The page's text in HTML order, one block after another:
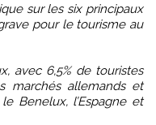
sur les six principaux
pour le tourisme au
avec 6,5% de touristes
marchés allemands et
Benelux, l’Espagne et